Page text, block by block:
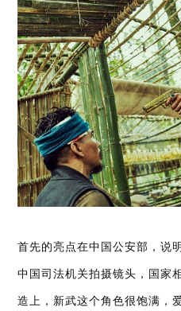
首先的亮点在中国公安部，说
中国司法机关拍摄镜头，国家
造上，新武这个角色很饱满，